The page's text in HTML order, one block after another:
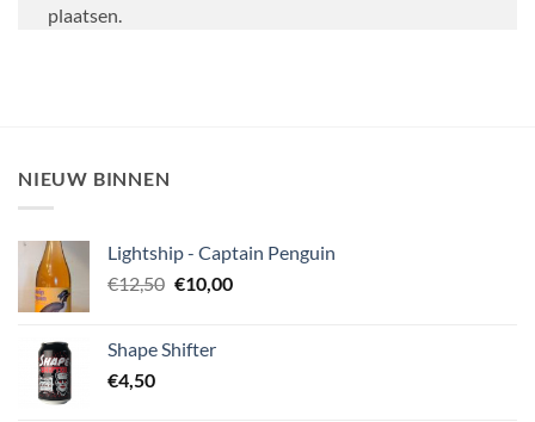
plaatsen.
NIEUW BINNEN
Lightship - Captain Penguin
€12,50 Oorspronkelijke
€12,50.
€10,00Huidige
Shape Shifter
€4,50